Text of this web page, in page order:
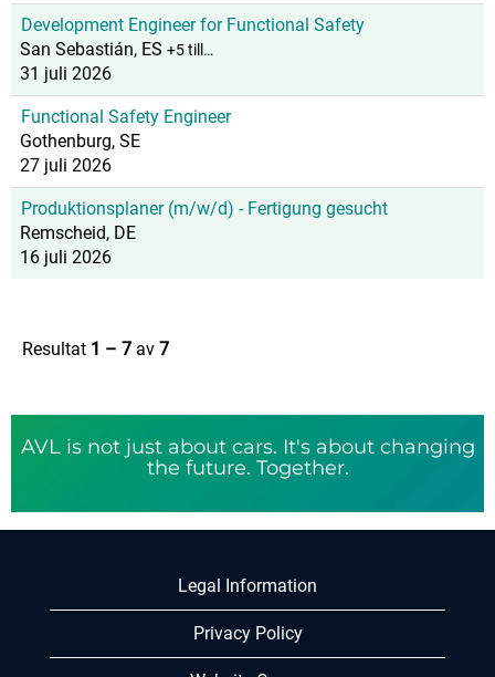
Development Engineer for Functional Safety
San Sebastián, ES +5 till…
31 juli 2026
Functional Safety Engineer
Gothenburg, SE
27 juli 2026
Produktionsplaner (m/w/d) - Fertigung gesucht
Remscheid, DE
16 juli 2026
Resultat 1 – 7 av 7
AVL is not just about cars. It's about changing
the future. Together.
Legal Information
Privacy Policy